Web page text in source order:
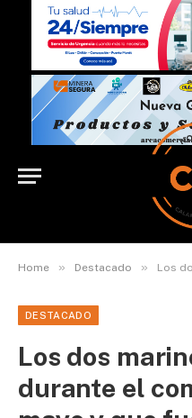
Home » Destacado » Los dos
DESTACADO
Los dos
durante el